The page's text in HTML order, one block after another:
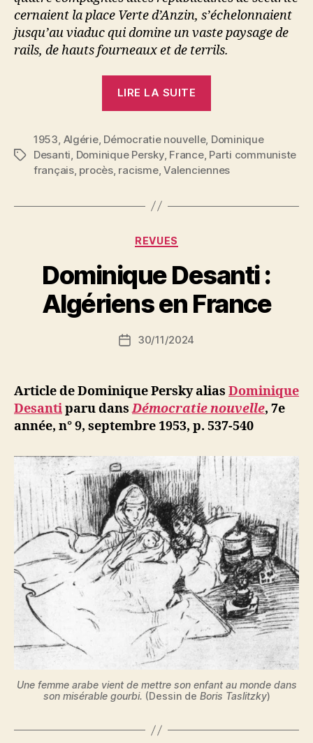
cernaient la place Verte d’Anzin, s’échelonnaient
jusqu’au viaduc qui domine un vaste paysage de
rails, de hauts fourneaux et de terrils.
LIRE LA SUITE
Procès
raciste
à
Étiquettes
1953 Algérie, Démocratie nouvelle, Dominique
Desanti Dominique Persky, France, Parti communiste
français, procès, racisme,Valenciennes
Catégories
REVUES
Dominique Desanti :
Algériens en France
Auteur
P
a
N
ji
b
Date30/11/2024
Article de Dominique Persky alias Dominique
Desantiparu dansDémocratie nouvelle, 7e
année, n° 9, septembre 1953, p. 537-540
Une femme arabe vient de mettre son enfant au monde dans
son misérable gourbi. (Dessin de Boris Taslitzky)